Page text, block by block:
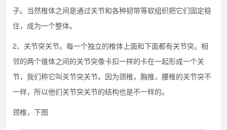
子。当然椎体之间是通过关节和各种韧带等软组织把它们固定稳
住，成为一个整体。
2、关节突关节。每一个独立的椎体上面和下面都有关节突。相
邻的两个锥体之间的关节突像卡扣一样的卡在一起形成一个关
节，我们称它叫关节突关节。因为颈椎，胸推，腰椎的关节突不
一样，所以他们关节突关节的结构也是不一样的。
颈椎，下图